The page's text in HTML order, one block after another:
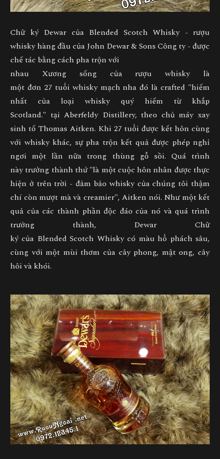
Chữ ký Dewar của Blended Scotch Whisky - rượu
whisky hàng đầu của John Dewar & Sons Công ty - được
chế tác bằng cách pha trộn với
nhau Xương sống của rượu whisky là
một đơn 27 tuổi whisky mạch nha đó là crafted "hiếm
nhất của loại whisky quý hiếm từ khắp
Scotland." tại Aberfeldy Distillery, theo chủ máy xay
sinh tố Thomas Aitken. Khi 27 tuổi được kết hôn cùng
với whisky khác, sự pha trộn kết quả được phép nghỉ
ngơi một lần nữa trong thùng gỗ sồi. Quá trình
này trưởng thành thứ "là một cuộc hôn nhân được thực
hiện ở trên trời - đảm bảo whisky của chúng tôi thậm
chí còn mượt mà và creamier", Aitken nói. Như một kết
quả của các thành phần độc đáo của nó và quá trình
trưởng thành, Dewar Chữ
ký của Blended Scotch Whisky có màu hổ phách sâu,
cùng với một mùi thơm của cây phong, mật ong, cây
hôi và khói.